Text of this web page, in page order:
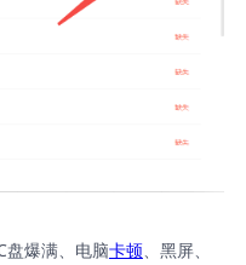
盘爆满、电脑卡顿、黑屏、